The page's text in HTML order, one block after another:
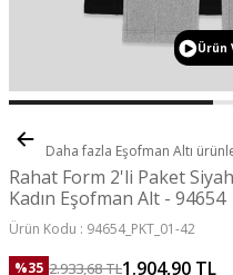
Ürün
Daha fazla Eşofman Altı
Rahat Form 2'li Paket
Kadın Eşofman Alt - 94654
Ürün Kodu : 94654_PKT_01-42
%35 2.933,68TL1.904,90 TL